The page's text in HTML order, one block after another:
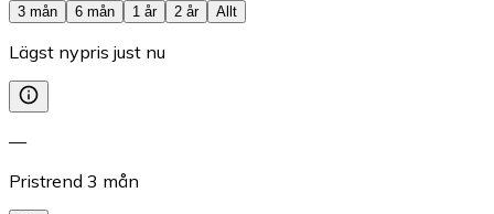
3 mån
6 mån 1 år 2 år Allt
Lägst nypris just nu
—
Pristrend 3 mån